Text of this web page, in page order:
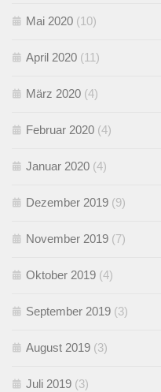
Mai 2020 (10)
April 2020 (11)
März 2020 (4)
Februar 2020 (4)
Januar 2020 (4)
Dezember 2019 (9)
November 2019 (7)
Oktober 2019 (4)
September 2019 (3)
August 2019 (3)
Juli 2019 (3)